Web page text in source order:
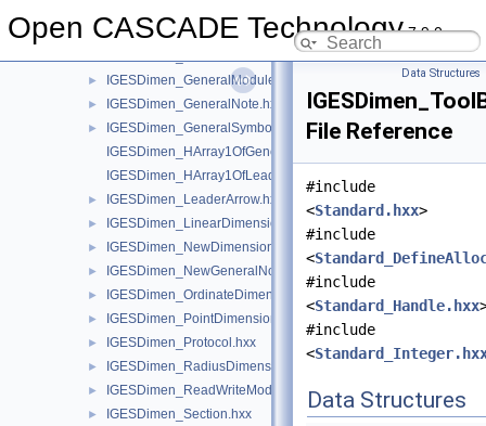
Open CASCADE Technology7.9.0
► IGESDimen_FlagNote.hxx
► IGESDimen_GeneralModule.hxx
► IGESDimen_GeneralNote.hxx
►
IGESDimen_GeneralSymbol.hxx
IGESDimen_HArray1OfGeneralNote.hxx
IGESDimen_HArray1OfLeaderArrow.hxx
► IGESDimen_LeaderArrow.hxx
► IGESDimen_LinearDimension.hxx
► IGESDimen_NewDimensionedGeometry.hxx
► IGESDimen_NewGeneralNote.hxx
► IGESDimen_OrdinateDimension.hxx
► IGESDimen_PointDimension.hxx
► IGESDimen_Protocol.hxx
► IGESDimen_RadiusDimension.hxx
► IGESDimen_ReadWriteModule.hxx
► IGESDimen_Section.hxx
Data Structures
File Reference
#include
<Standard.hxx>
#include
<
#include
<Standard_Handle.hxx
#include
<
Data Structures